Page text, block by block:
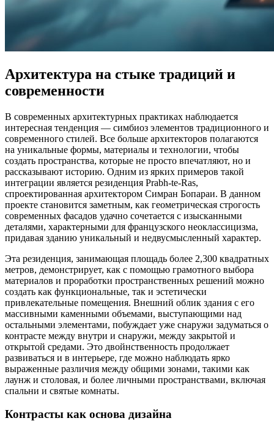
Архитектура на стыке традиций и
современности
В современных архитектурных практиках наблюдается
интересная тенденция — симбиоз элементов традиционного и
современного стилей. Все больше архитекторов полагаются
на уникальные формы, материалы и технологии, чтобы
создать пространства, которые не просто впечатляют, но и
рассказывают историю. Одним из ярких примеров такой
интеграции является резиденция Prabh-te-Ras,
спроектированная архитектором Симран Бопараи. В данном
проекте становится заметным, как геометрическая строгость
современных фасадов удачно сочетается с изысканными
деталями, характерными для французского неоклассицизма,
придавая зданию уникальный и недвусмысленный характер.
Эта резиденция, занимающая площадь более 2,300 квадратных
метров, демонстрирует, как с помощью грамотного выбора
материалов и проработки пространственных решений можно
создать как функциональные, так и эстетически
привлекательные помещения. Внешний облик здания с его
массивными каменными объемами, выступающими над
остальными элементами, побуждает уже снаружи задуматься о
контрасте между внутри и снаружи, между закрытой и
открытой средами. Это двойнственность продолжает
развиваться и в интерьере, где можно наблюдать ярко
выраженные различия между общими зонами, такими как
лаунж и столовая, и более личными пространствами, включая
спальни и святые комнаты.
Контрасты как основа дизайна